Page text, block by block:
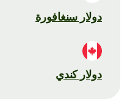
دولار سنغافورة
دولار كندي